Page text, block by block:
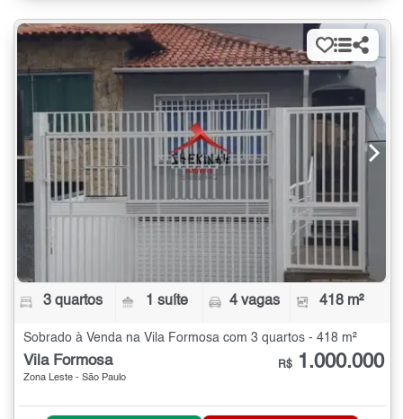
3 quartos 1 suíte 4 vagas 418 m²
Sobrado à Venda na Vila Formosa com 3 quartos - 418 m²
Vila Formosa
Zona Leste - São Paulo
R$ 1.000.000